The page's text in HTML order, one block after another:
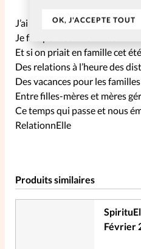
OK, J'ACCEPTE TOUT
J’ai parlé de sexe à ma fille
Je fais peur aux hommes
Et si on priait en famille cet
Des relations à l’heure des
Des vacances pour les
Entre filles-mères et mères
Ce temps qui passe et nous
RelationnElle
Produits similaires
Février